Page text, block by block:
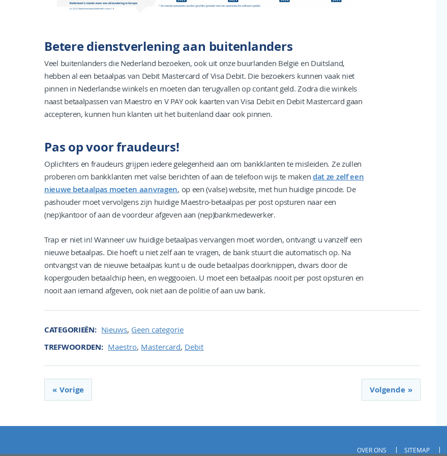
Betere dienstverlening aan buitenlanders
Veel buitenlanders die Nederland bezoeken, ook uit onze buurlanden België en Duitsland,
hebben al een betaalpas van Debit Mastercard of Visa Debit. Die bezoekers kunnen vaak niet
pinnen in Nederlandse winkels en moeten dan terugvallen op contant geld. Zodra die winkels
naast betaalpassen van Maestro en V PAY ook kaarten van Visa Debit en Debit Mastercard gaan
accepteren, kunnen hun klanten uit het buitenland daar ook pinnen.
Pas op voor fraudeurs!
Oplichters en fraudeurs grijpen iedere gelegenheid aan om bankklanten te misleiden. Ze zullen
proberen om bankklanten met valse berichten of aan de telefoon wijs te maken dat ze zelf een
nieuwe betaalpas moeten aanvragen, op een (valse) website, met hun huidige pincode. De
pashouder moet vervolgens zijn huidige Maestro-betaalpas per post opsturen naar een
(nep)kantoor of aan de voordeur afgeven aan (nep)bankmedewerker.
Trap er niet in! Wanneer uw huidige betaalpas vervangen moet worden, ontvangt u vanzelf een
nieuwe betaalpas. Die hoeft u niet zelf aan te vragen, de bank stuurt die automatisch op. Na
ontvangst van de nieuwe betaalpas kunt u de oude betaalpas doorknippen, dwars door de
kopergouden betaalchip heen, en weggooien. U moet een betaalpas nooit per post opsturen en
nooit aan iemand afgeven, ook niet aan de politie of aan uw bank.
CATEGORIEËN Nieuws, Geen categorie
TREFWOORDEN Maestro, Mastercard, Debit
Vorige Volgende
OVER ONS SITEMAP